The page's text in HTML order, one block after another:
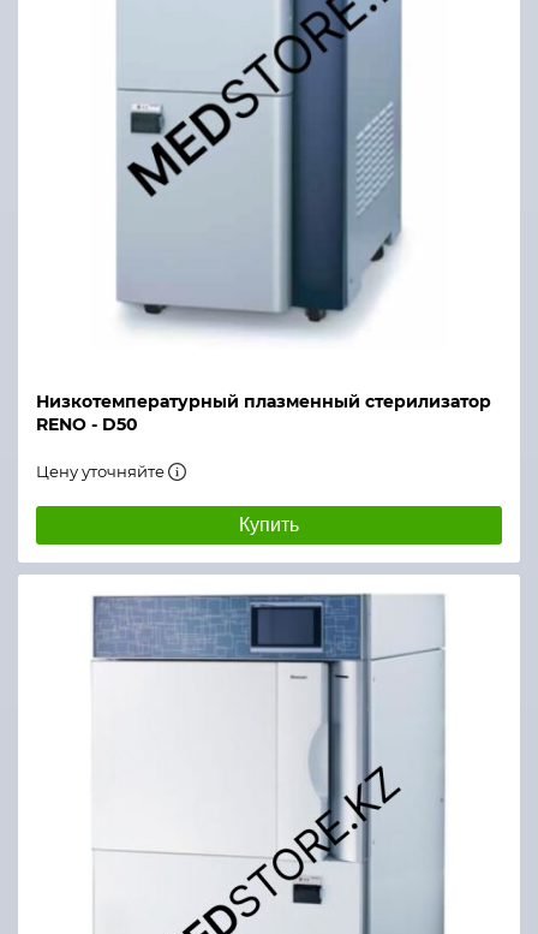
Низкотемпературный плазменный стерилизатор
RENO - D50
Цену уточняйте
Купить